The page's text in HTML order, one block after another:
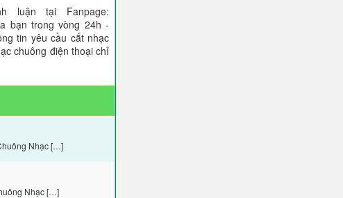
luận tại Fanpage:
bạn trong vòng 24h -
tin yêu cầu cắt nhạc
chuông điện thoại chỉ
Nhạc […]
Nhạc […]